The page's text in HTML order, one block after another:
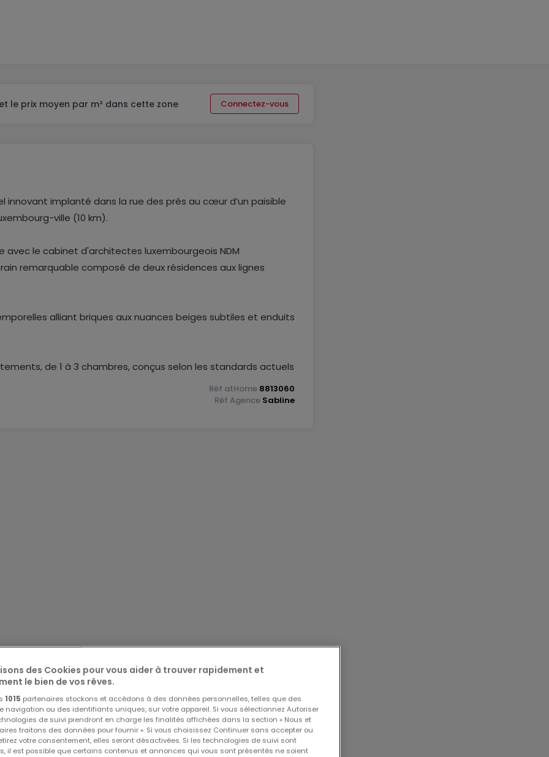
le prix moyen par m² dans cette zone Connectez-vous
innovant implanté dans la rue des prés au cœur d’un paisible
ville (10 km).
avec le cabinet d'architectes luxembourgeois NDM
remarquable composé de deux résidences aux lignes
alliant briques aux nuances beiges subtiles et enduits
de 1 à 3 chambres, conçus selon les standards actuels
portes de la capitale. Cette commune, limitrophe de
des axes de circulation majeurs A7 et N7 qui garantissent
une liaison régulière et efficace avec le centre-ville,
Liaison directe vers Pfaffenthal-Kirchberg en 9 minutes.
entre sérénité champêtre et dynamisme urbain. Son
naturels en font une destination privilégiée pour qui
services.
CPE-A-A grâce à ses menuiseries extérieurs
Réf atHome 8813060
Réf Agence Sabline
des Cookies pour vous aider à trouver rapidement et
le bien de vos rêves.
1015 partenaires stockons et accédons à des données personnelles, telles que des
navigation ou des identifiants uniques, sur votre appareil. Si vous sélectionnez Autoriser
de suivi prendront en charge les finalités affichées dans la section « Nous et
traitons des données pour fournir ». Si vous choisissez Continuer sans accepter ou
votre consentement, elles seront désactivées. Si les technologies de suivi sont
il est possible que certains contenus et annonces qui vous sont présentés ne soient